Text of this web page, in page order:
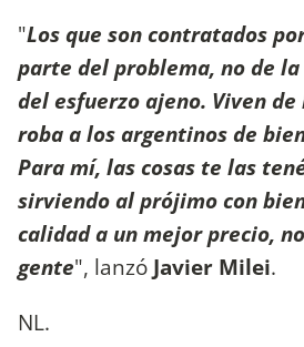
"Los que son contratados
parte del problema, no de
del esfuerzo ajeno. Viven
roba a los argentinos de
Para mí, las cosas te las
sirviendo al prójimo con
calidad a un mejor precio,
gente", lanzó Javier Milei.
NL.